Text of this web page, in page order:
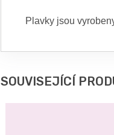
Plavky jsou
SOUVISEJÍCÍ